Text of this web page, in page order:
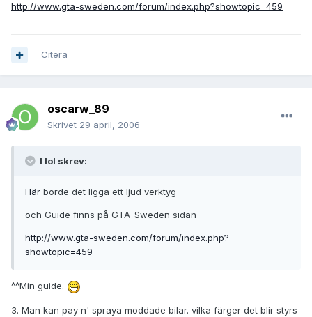
http://www.gta-sweden.com/forum/index.php?showtopic=459
Citera
oscarw_89
Skrivet 29 april, 2006
I lol skrev:
Här borde det ligga ett ljud verktyg
och Guide finns på GTA-Sweden sidan
http://www.gta-sweden.com/forum/index.php?
showtopic=459
^^Min guide.
3. Man kan pay n' spraya moddade bilar. vilka färger det blir styrs